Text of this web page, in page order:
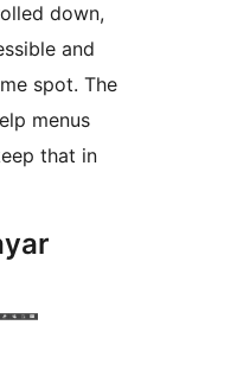
down,
and
spot. The
menus
that in